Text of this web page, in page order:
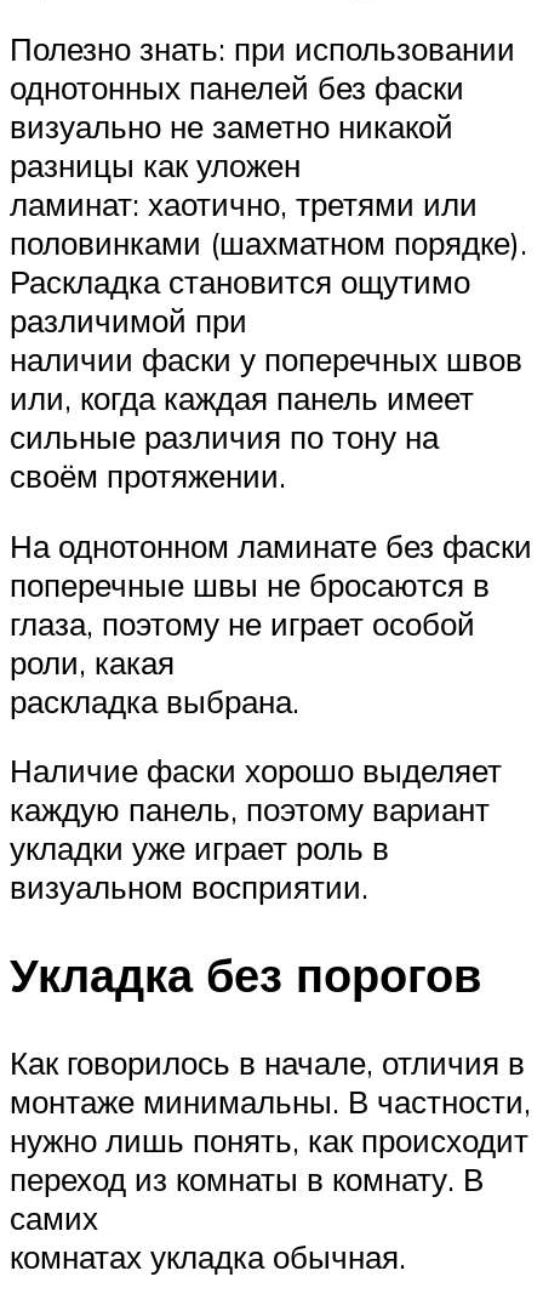
Полезно знать: при использовании
однотонных панелей без фаски
визуально не заметно никакой
разницы как уложен
ламинат: хаотично, третями или
половинками (шахматном порядке).
Раскладка становится ощутимо
различимой при
наличии фаски у поперечных швов
или, когда каждая панель имеет
сильные различия по тону на
своём протяжении.
На однотонном ламинате без фаски
поперечные швы не бросаются в
глаза, поэтому не играет особой
роли, какая
раскладка выбрана.
Наличие фаски хорошо выделяет
каждую панель, поэтому вариант
укладки уже играет роль в
визуальном восприятии.
Укладка без порогов
Как говорилось в начале, отличия в
монтаже минимальны. В частности,
нужно лишь понять, как происходит
переход из комнаты в комнату. В
самих
комнатах укладка обычная.